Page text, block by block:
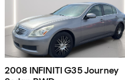
2008 INFINITI G35 Journey